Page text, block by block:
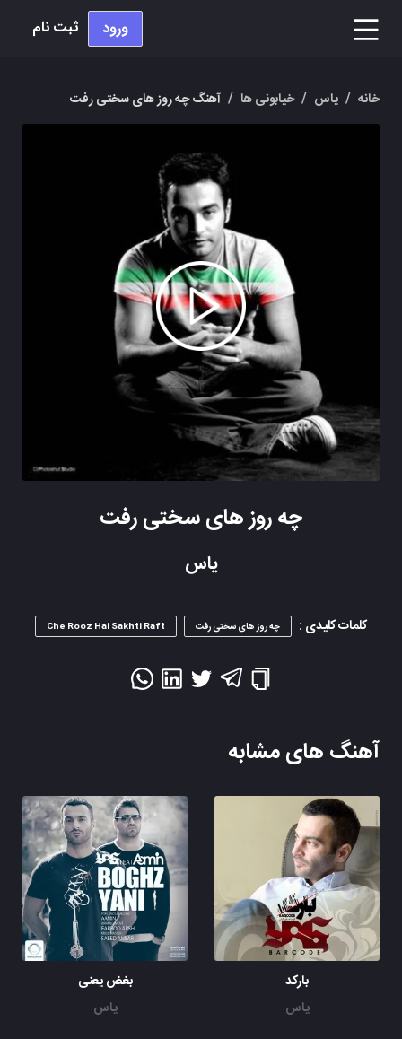
ورود ثبت نام
خانه / یاس / خیابونی ها / آهنگ چه روز های سختی رفت
چه روز های سختی رفت
یاس
کلمات کلیدی : چه روز های سختی رفت Che Rooz Hai Sakhti Raft
آهنگ های مشابه
بارکد
یاس
بغض یعنی
یاس